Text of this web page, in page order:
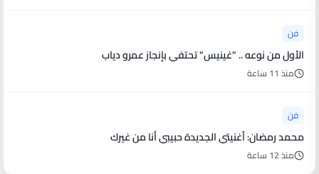
فن
الأول من نوعه .. "غينيس" تحتفي بإنجاز عمرو دياب
منذ 11 ساعة
فن
محمد رمضان: أغنيتي الجديدة حبيبي أنا من غيرك
منذ 12 ساعة